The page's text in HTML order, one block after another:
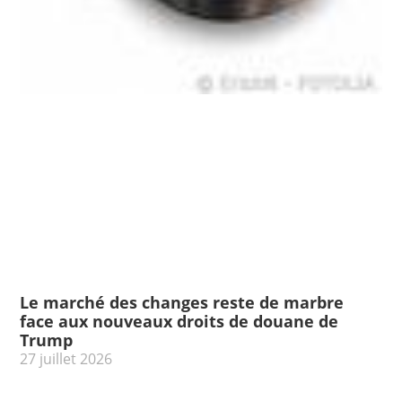
Le marché des changes reste de marbre
face aux nouveaux droits de douane de
Trump
27 juillet 2026